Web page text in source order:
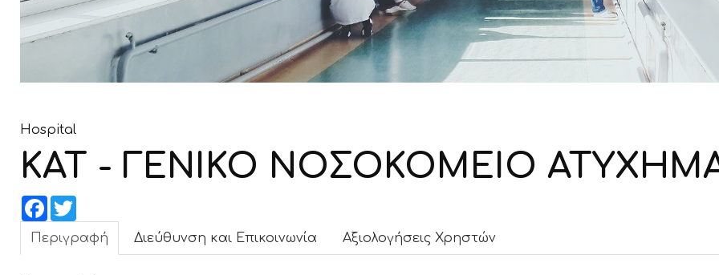
Hospital
ΚΑΤ - ΓΕΝΙΚΟ ΝΟΣΟΚΟΜΕΙΟ
Facebook
Twitter
Περιγραφή Διεύθυνση και Επικοινωνία Αξιολογήσεις Χρηστών